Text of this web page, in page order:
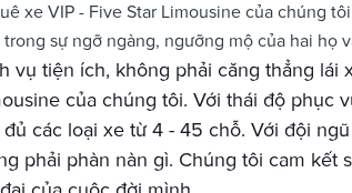
xe VIP - Five Star Limousine của chúng
sự ngỡ ngàng, ngưỡng mộ của hai họ
vụ tiện ích, không phải căng thẳng lái
của chúng tôi. Với thái độ phục
các loại xe từ 4 - 45 chỗ. Với đội
phải phàn nàn gì. Chúng tôi cam kết